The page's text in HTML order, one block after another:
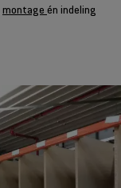
montage én indeling